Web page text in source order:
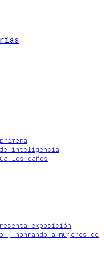
inteligencia
los daños
exposición
honrando a mujeres de